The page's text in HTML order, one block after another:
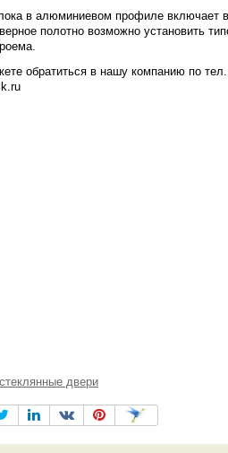
в алюминиевом профиле включает
полотно возможно установить
обратиться в нашу компанию по
стеклянные двери